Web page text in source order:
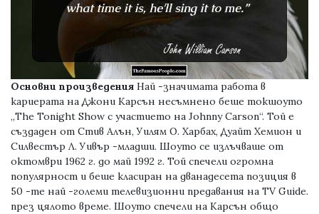
Основни произведения Най -значимата работа в
кариерата на Джони Карсън несъмнено беше токшоуто
„The Tonight Show с участието на Johnny Carson“. Той е
създаден от Стив Алън, Уилям О. Харбах, Дуайт Хемион и
Силвестър Л. Уивър -младши. Шоуто се излъчваше от
октомври 1962 г. до май 1992 г. Той спечели огромна
популярност и беше класиран на дванадесета позиция в
50 -те най -големи телевизионни предавания на TV Guide.
през цялото време. Шоуто спечели на Карсън общо